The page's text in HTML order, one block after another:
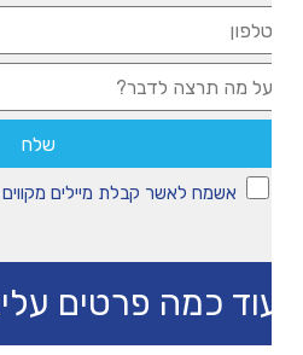
אשמח לאשר קבלת מיילים מקווים
כמה פרטים עלינו